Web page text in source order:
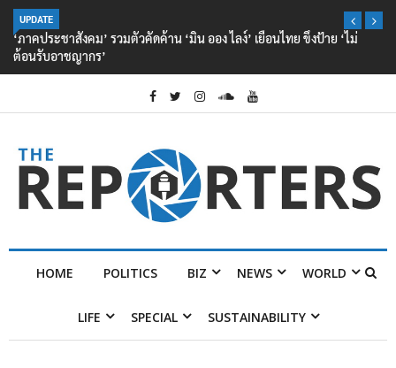
UPDATE
‘ภาคประชาสังคม’ รวมตัวคัดค้าน ‘มิน ออง ไลง์’ เยือนไทย ขึงป้าย ‘ไม่
ต้อนรับอาชญากร’
HOME POLITICS BIZ NEWS WORLD
LIFE SPECIAL SUSTAINABILITY